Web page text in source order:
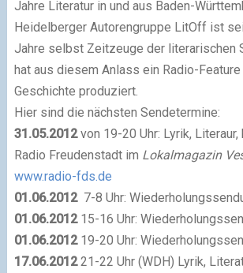
Jahre Literatur in und aus Baden-
Heidelberger Autorengruppe LitOff ist
Jahre selbst Zeitzeuge der literarischen
hat aus diesem Anlass ein Radio-
Geschichte produziert.
Hier sind die nächsten Sendetermine:
31.05.2012von 19-20 Uhr: Lyrik, Literaur,
Radio Freudenstadt im Lokalmagazin
www.radio-fds.de
01.06.20127-8 Uhr:
01.06.201215-16 Uhr:
01.06.201219-20 Uhr:
17.06.201221-22 Uhr (WDH) Lyrik,